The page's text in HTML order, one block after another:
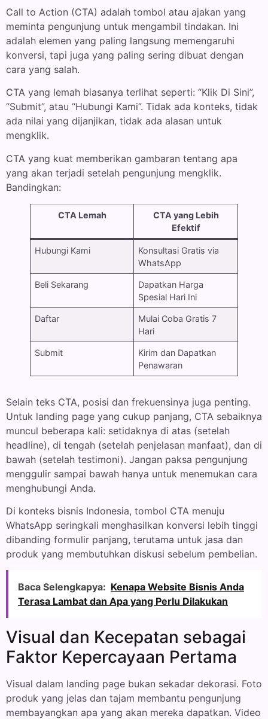
Call to Action (CTA) adalah tombol atau ajakan yang
meminta pengunjung untuk mengambil tindakan. Ini
adalah elemen yang paling langsung memengaruhi
konversi, tapi juga yang paling sering dibuat dengan
cara yang salah.
CTA yang lemah biasanya terlihat seperti: “Klik Di Sini”,
“Submit”, atau “Hubungi Kami”. Tidak ada konteks, tidak
ada nilai yang dijanjikan, tidak ada alasan untuk
mengklik.
CTA yang kuat memberikan gambaran tentang apa
yang akan terjadi setelah pengunjung mengklik.
Bandingkan:
CTA Lemah
CTA yang Lebih
Efektif
Hubungi Kami
Konsultasi Gratis via
WhatsApp
Beli Sekarang
Dapatkan Harga
Spesial Hari Ini
Daftar
Mulai Coba Gratis 7
Hari
Submit
Kirim dan Dapatkan
Penawaran
Selain teks CTA, posisi dan frekuensinya juga penting.
Untuk landing page yang cukup panjang, CTA sebaiknya
muncul beberapa kali: setidaknya di atas (setelah
headline), di tengah (setelah penjelasan manfaat), dan di
bawah (setelah testimoni). Jangan paksa pengunjung
menggulir sampai bawah hanya untuk menemukan cara
menghubungi Anda.
Di konteks bisnis Indonesia, tombol CTA menuju
WhatsApp seringkali menghasilkan konversi lebih tinggi
dibanding formulir panjang, terutama untuk jasa dan
produk yang membutuhkan diskusi sebelum pembelian.
Baca Selengkapya: Kenapa Website Bisnis Anda
Terasa Lambat dan Apa yang Perlu Dilakukan
Visual dan Kecepatan sebagai
Faktor Kepercayaan Pertama
Visual dalam landing page bukan sekadar dekorasi. Foto
produk yang jelas dan tajam membantu pengunjung
membayangkan apa yang akan mereka dapatkan. Video